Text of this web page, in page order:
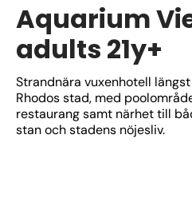
Aquarium
adults 21y+
Strandnära vuxenhotell
Rhodos stad, med
restaurang samt närhet till
stan och stadens nöjesliv.